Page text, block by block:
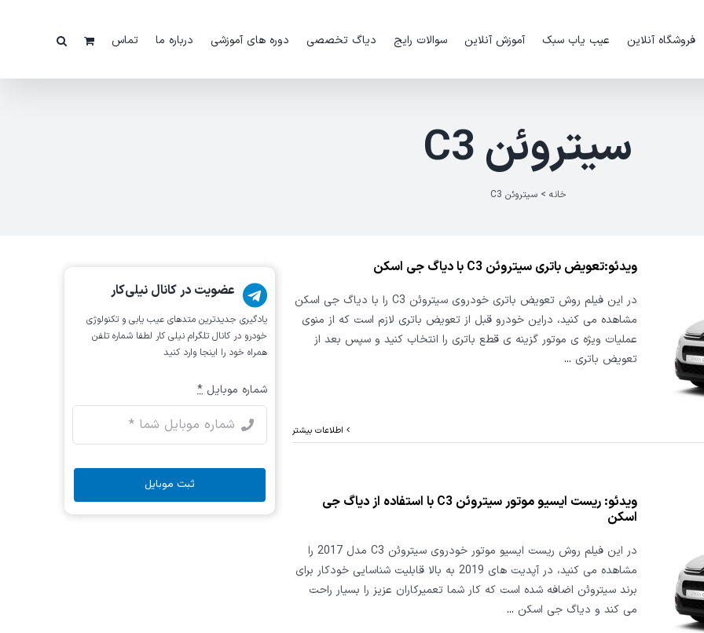
فروشگاه آنلاین عیب یاب سبک آموزش آنلاین سوالات رایج دیاگ تخصصی دوره های آموزشی درباره ما تماس
سیتروئن C3
خانه >سیتروئن C3
ویدئو:تعویض باتری سیتروئن C3 با دیاگ جی اسکن
در این فیلم روش تعویض باتری خودروی سیتروئن C3 را با دیاگ جی اسکن
مشاهده می کنید، دراین خودرو قبل از تعویض باتری لازم است که از منوی
عملیات ویژه ی موتور گزینه ی قطع باتری را انتخاب کنید و سپس بعد از
تعویض باتری ...
اطلاعات بیشتر
ویدئو: ریست ایسیو موتور سیتروئن C3 با استفاده از دیاگ جی
اسکن
در این فیلم روش ریست ایسیو موتور خودروی سیتروئن C3 مدل 2017 را
مشاهده می کنید، در آپدیت های 2019 به بالا قابلیت شناسایی خودکار برای
برند سیتروئن اضافه شده است که کار شما تعمیرکاران عزیز را بسیار راحت
می کند و دیاگ جی اسکن ...
عضویت در کانال نیلی‌کار
یادگیری جدیدترین متد‌های عیب یابی‌ و تکنولوژی
خودرو در کانال تلگرام نیلی کار لطفا شماره تلفن
همراه خود را اینجا وارد کنید
شماره موبایل *
ثبت موبایل